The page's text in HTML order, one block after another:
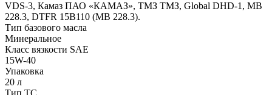
VDS-3, Камаз ПАО «КАМАЗ», ТМЗ ТМЗ, Global DHD-1, MB
228.3, DTFR 15B110 (МВ 228.3).
Тип базового масла
Минеральное
Класс вязкости SAE
15W-40
Упаковка
20 л
Тип ТС